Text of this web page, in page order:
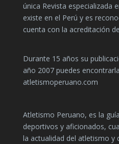
única Revista especializada
existe en el Perú y es
cuenta con la acreditación
Durante 15 años su
año 2007 puedes
atletismoperuano.com
Atletismo Peruano, es la
deportivos y aficionados,
la actualidad del atletismo y